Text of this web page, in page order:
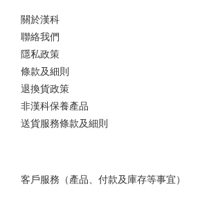
關於漢科
聯絡我們
隱私政策
條款及細則
退換貨政策
非漢科保養產品
送貨服務條款及細則
客戶服務（產品、付款及庫存等事宜）